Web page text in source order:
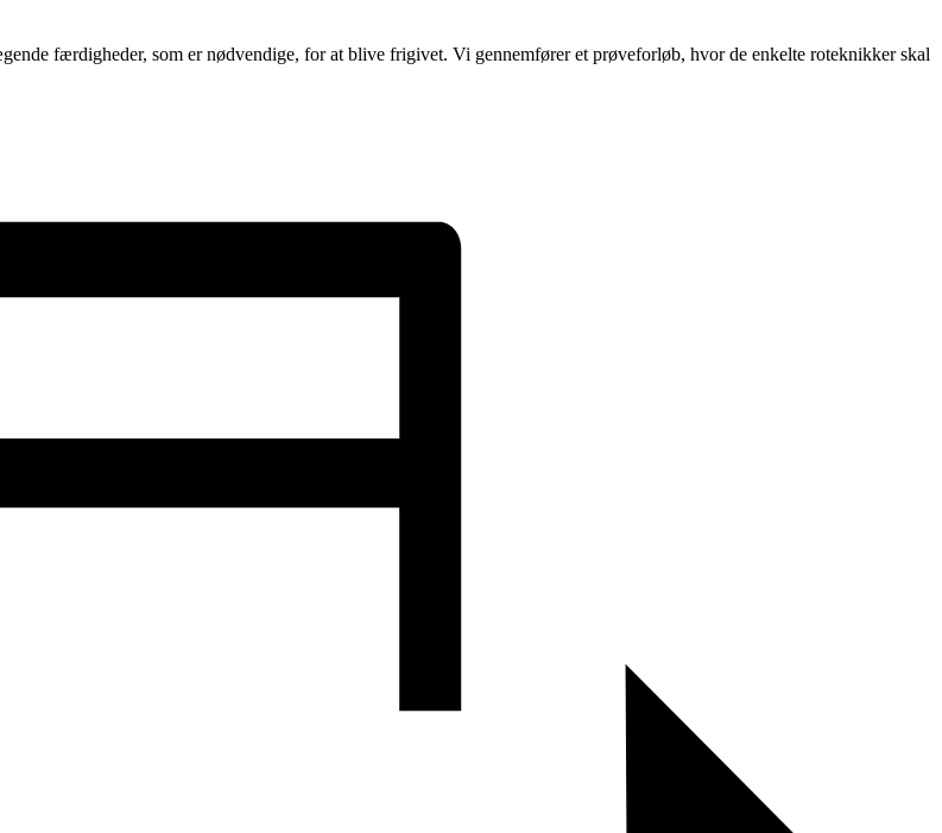
færdigheder, som er nødvendige, for at blive frigivet. Vi gennemfører et prøveforløb, hvor de enkelte roteknikker skal